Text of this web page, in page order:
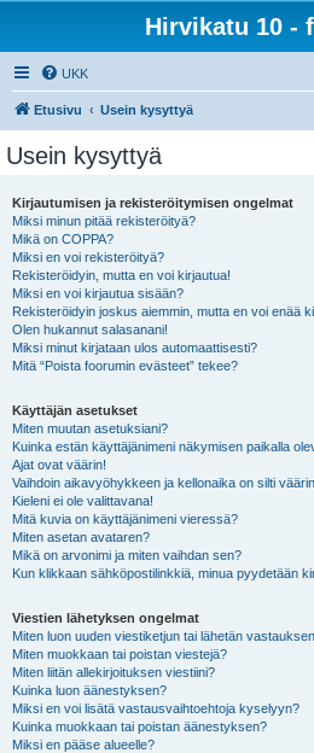
Hirvikatu 10 -
UKK
Etusivu Usein kysyttyä
Usein kysyttyä
Kirjautumisen ja rekisteröitymisen ongelmat
Miksi minun pitää rekisteröityä?
Mikä on COPPA?
Miksi en voi rekisteröityä?
Rekisteröidyin, mutta en voi kirjautua!
Miksi en voi kirjautua sisään?
Rekisteröidyin joskus aiemmin, mutta en voi enää
Olen hukannut salasanani!
Miksi minut kirjataan ulos automaattisesti?
Mitä “Poista foorumin evästeet” tekee?
Käyttäjän asetukset
Miten muutan asetuksiani?
Kuinka estän käyttäjänimeni näkymisen paikalla
Ajat ovat väärin!
Vaihdoin aikavyöhykkeen ja kellonaika on silti
Kieleni ei ole valittavana!
Mitä kuvia on käyttäjänimeni vieressä?
Miten asetan avataren?
Mikä on arvonimi ja miten vaihdan sen?
Kun klikkaan sähköpostilinkkiä, minua pyydetään
Viestien lähetyksen ongelmat
Miten luon uuden viestiketjun tai lähetän
Miten muokkaan tai poistan viestejä?
Miten liitän allekirjoituksen viestiini?
Kuinka luon äänestyksen?
Miksi en voi lisätä vastausvaihtoehtoja kyselyyn?
Kuinka muokkaan tai poistan äänestyksen?
Miksi en pääse alueelle?